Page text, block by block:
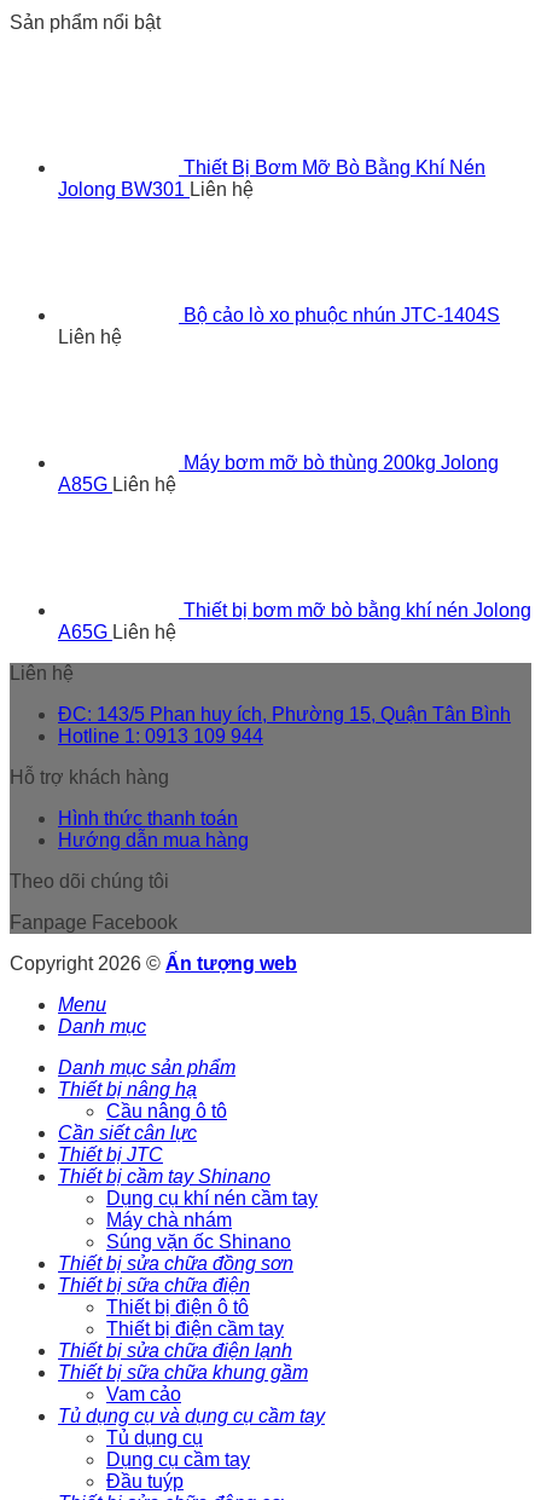
Sản phẩm nổi bật
Thiết Bị Bơm Mỡ Bò Bằng Khí Nén
Jolong BW301 Liên hệ
Bộ cảo lò xo phuộc nhún JTC-1404S
Liên hệ
Máy bơm mỡ bò thùng 200kg Jolong
A85G Liên hệ
Thiết bị bơm mỡ bò bằng khí nén Jolong
A65G Liên hệ
Liên hệ
ĐC: 143/5 Phan huy ích, Phường 15, Quận Tân Bình
Hotline 1: 0913 109 944
Hỗ trợ khách hàng
Hình thức thanh toán
Hướng dẫn mua hàng
Theo dõi chúng tôi
Fanpage Facebook
Copyright 2026 © Ấn tượng web
Menu
Danh mục
Danh mục sản phẩm
Thiết bị nâng hạ
Cầu nâng ô tô
Cần siết cân lực
Thiết bị JTC
Thiết bị cầm tay Shinano
Dụng cụ khí nén cầm tay
Máy chà nhám
Súng vặn ốc Shinano
Thiết bị sửa chữa đồng sơn
Thiết bị sữa chữa điện
Thiết bị điện ô tô
Thiết bị điện cầm tay
Thiết bị sửa chữa điện lạnh
Thiết bị sữa chữa khung gầm
Vam cảo
Tủ dụng cụ và dụng cụ cầm tay
Tủ dụng cụ
Dụng cụ cầm tay
Đầu tuýp